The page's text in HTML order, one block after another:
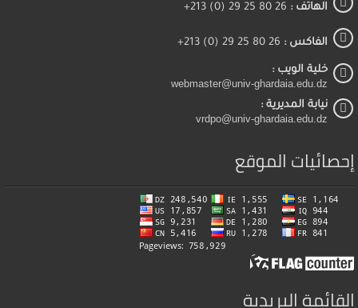
الهاتف :
الفاكس :
خلية الويب :
webmaster@univ-ghardaia.edu.dz
نيابة المديرية :
vrdpo@univ-ghardaia.edu.dz
إحصائيات الموقع
القائمة البريدية